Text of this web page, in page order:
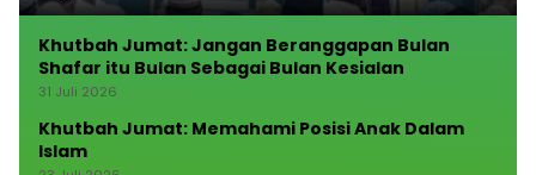
Khutbah Jumat: Jangan Beranggapan Bulan
Shafar itu Bulan Sebagai Bulan Kesialan
31 Juli 2026
Khutbah Jumat: Memahami Posisi Anak Dalam
Islam